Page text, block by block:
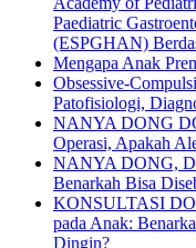
Paediatric
(ESPGHAN)
Mengapa Anak
Obsessive-
Patofisiologi,
NANYA DONG
Operasi, Apakah
NANYA DONG,
Benarkah Bisa
KONSULTASI
pada Anak:
Dingin?